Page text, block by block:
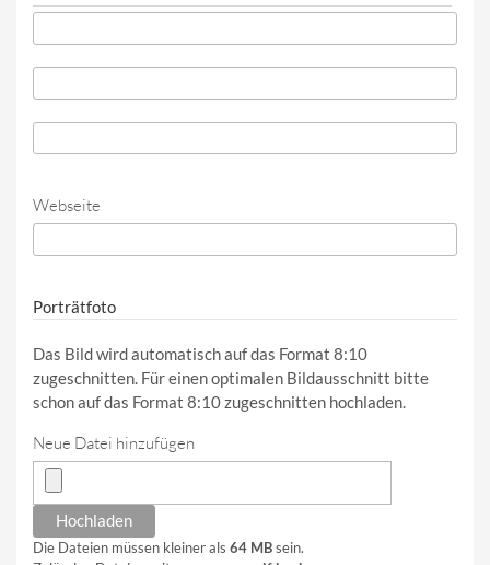
Webseite
Porträtfoto
Das Bild wird automatisch auf das Format 8:10
zugeschnitten. Für einen optimalen Bildausschnitt bitte
schon auf das Format 8:10 zugeschnitten hochladen.
Neue Datei hinzufügen
Die Dateien müssen kleiner als 64 MBsein.